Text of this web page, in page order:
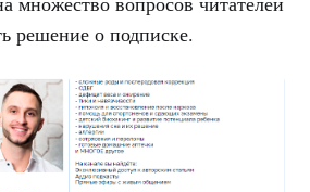
решение о подписке.